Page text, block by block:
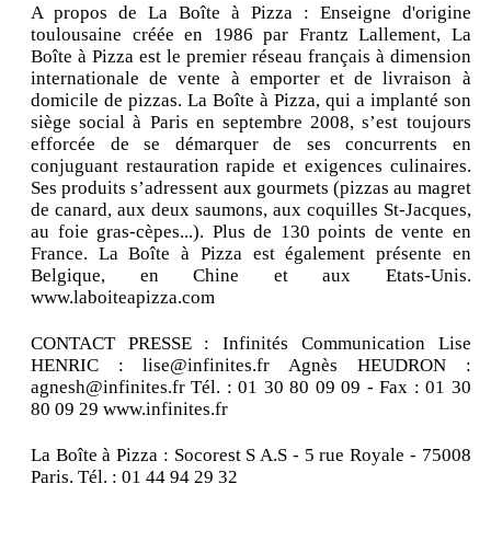
A propos de La Boîte à Pizza : Enseigne d'origine
toulousaine créée en 1986 par Frantz Lallement, La
Boîte à Pizza est le premier réseau français à dimension
internationale de vente à emporter et de livraison à
domicile de pizzas. La Boîte à Pizza, qui a implanté son
siège social à Paris en septembre 2008, s’est toujours
efforcée de se démarquer de ses concurrents en
conjuguant restauration rapide et exigences culinaires.
Ses produits s’adressent aux gourmets (pizzas au magret
de canard, aux deux saumons, aux coquilles St-Jacques,
au foie gras-cèpes...). Plus de 130 points de vente en
France. La Boîte à Pizza est également présente en
Belgique, en Chine et aux Etats-Unis.
www.laboiteapizza.com
CONTACT PRESSE : Infinités Communication Lise
HENRIC : lise@infinites.fr Agnès HEUDRON :
agnesh@infinites.fr Tél. : 01 30 80 09 09 - Fax : 01 30
80 09 29 www.infinites.fr
La Boîte à Pizza : Socorest S A.S - 5 rue Royale - 75008
Paris. Tél. : 01 44 94 29 32